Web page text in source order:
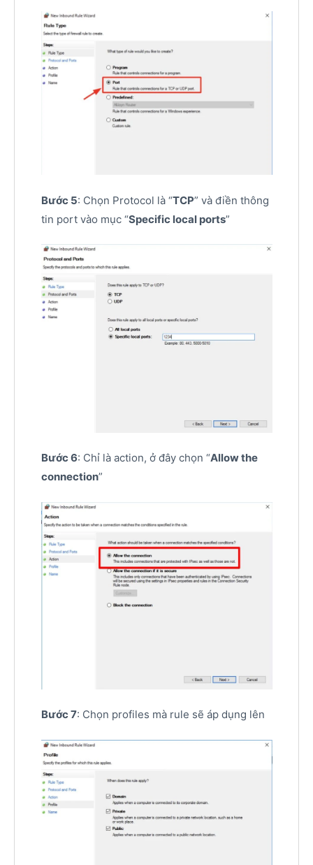
Bước 5: Chọn Protocol là “TCP” và điền thông
tin port vào mục “Specific local ports”
Bước 6: Chỉ là action, ở đây chọn “Allow the
connection”
Bước 7: Chọn profiles mà rule sẽ áp dụng lên